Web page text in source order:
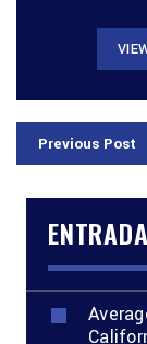
Previous Post